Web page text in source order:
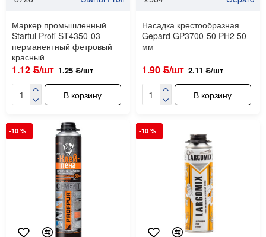
Маркер промышленный
Startul Profi ST4350-03
перманентный фетровый
красный
1.12 ƃ/шт 1.25 ƃ/шт
В корзину
Насадка крестообразная
Gepard GP3700-50 PH2 50
мм
1.90 ƃ/шт 2.11 ƃ/шт
В корзину
-10 % -10 %